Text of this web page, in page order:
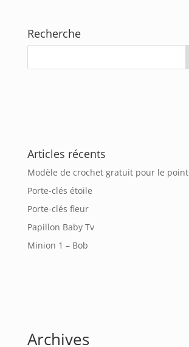
Recherche
Articles récents
Modèle de crochet gratuit pour le point
Porte-clés étoile
Porte-clés fleur
Papillon Baby Tv
Minion 1 – Bob
Archives